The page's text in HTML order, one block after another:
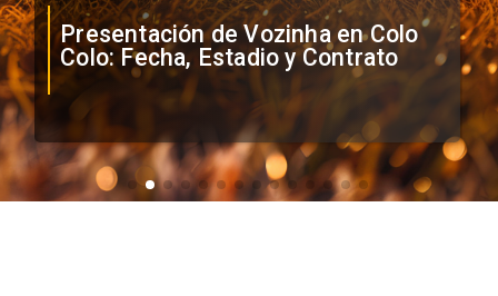
Presentación de Vozinha en Colo
Colo: Fecha, Estadio y Contrato